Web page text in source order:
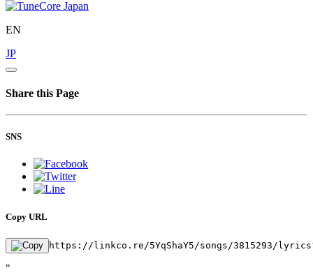
EN
JP
Share this Page
SNS
Copy URL
https://linkco.re/5YqShaY5/songs/3815293/
"